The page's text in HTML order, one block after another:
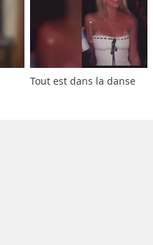
Tout est dans la danse